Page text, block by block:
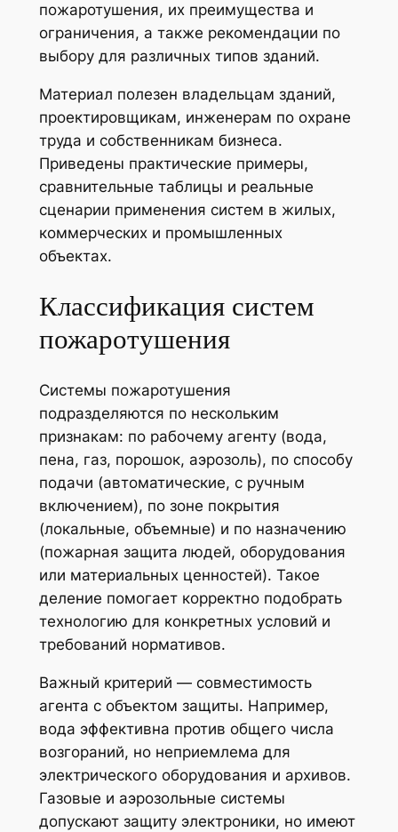
пожаротушения, их преимущества и
ограничения, а также рекомендации по
выбору для различных типов зданий.
Материал полезен владельцам зданий,
проектировщикам, инженерам по охране
труда и собственникам бизнеса.
Приведены практические примеры,
сравнительные таблицы и реальные
сценарии применения систем в жилых,
коммерческих и промышленных
объектах.
Классификация систем
пожаротушения
Системы пожаротушения
подразделяются по нескольким
признакам: по рабочему агенту (вода,
пена, газ, порошок, аэрозоль), по способу
подачи (автоматические, с ручным
включением), по зоне покрытия
(локальные, объемные) и по назначению
(пожарная защита людей, оборудования
или материальных ценностей). Такое
деление помогает корректно подобрать
технологию для конкретных условий и
требований нормативов.
Важный критерий — совместимость
агента с объектом защиты. Например,
вода эффективна против общего числа
возгораний, но неприемлема для
электрического оборудования и архивов.
Газовые и аэрозольные системы
допускают защиту электроники, но имеют